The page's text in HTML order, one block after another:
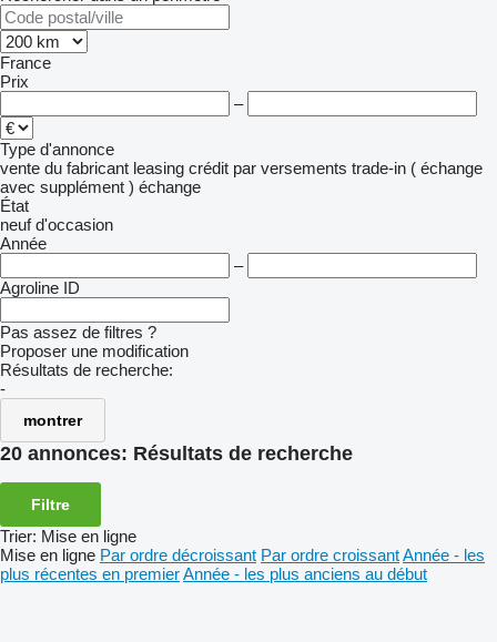
France
Prix
–
Type d'annonce
vente du fabricant leasing crédit par versements trade-in ( échange
avec supplément ) échange
État
neuf d'occasion
Année
–
Agroline ID
Pas assez de filtres ?
Proposer une modification
Résultats de recherche:
-
montrer
20 annonces: Résultats de recherche
Filtre
Trier: Mise en ligne
Mise en ligne Par ordre décroissant Par ordre croissantAnnée - les
plus récentes en premierAnnée - les plus anciens au début